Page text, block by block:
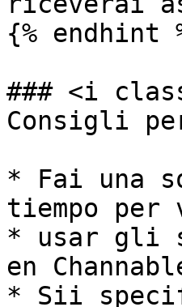
{% endhint
### <i
Consigli
* Fai una
tiempo per
* usar gli
en
* Sii